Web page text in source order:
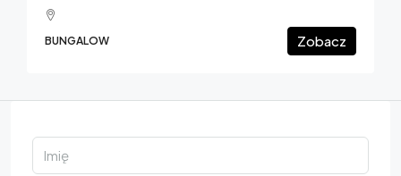
BUNGALOW Zobacz